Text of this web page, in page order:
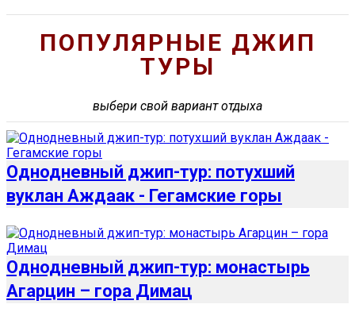
ПОПУЛЯРНЫЕ ДЖИП
ТУРЫ
выбери свой вариант отдыха
Однодневный джип-тур: потухший
вуклан Аждаак - Гегамские горы
Однодневный джип-тур: монастырь
Агарцин – гора Димац